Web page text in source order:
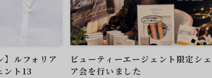
】ルフォリア
ント13
ビューティーエージェント限定シェ
ア会を行いました